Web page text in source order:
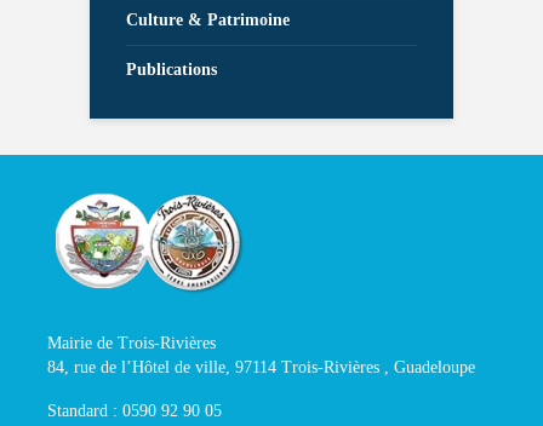
Culture & Patrimoine
Publications
Mairie de Trois-Rivières
84, rue de l’Hôtel de ville, 97114 Trois-Rivières , Guadeloupe
Standard : 0590 92 90 05